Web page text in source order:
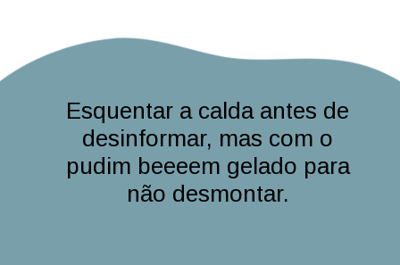
Esquentar a calda antes de
desinformar, mas com o
pudim beeeem gelado para
não desmontar.